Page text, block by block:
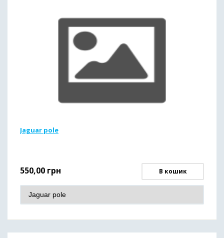
Jaguar pole
550,00 грн В кошик